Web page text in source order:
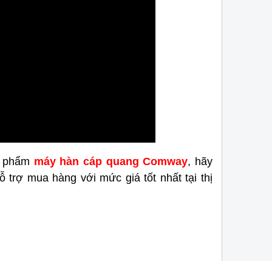
máy hàn cáp quang Comway, hãy
trợ mua hàng với mức giá tốt nhất tại thị